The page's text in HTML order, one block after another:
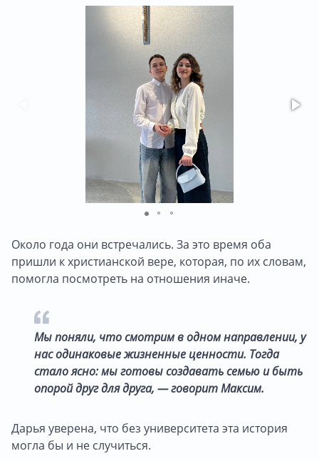
Около года они встречались. За это время оба
пришли к христианской вере, которая, по их словам,
помогла посмотреть на отношения иначе.
Мы поняли, что смотрим в одном направлении, у
нас одинаковые жизненные ценности. Тогда
стало ясно: мы готовы создавать семью и быть
опорой друг для друга, — говорит Максим.
Дарья уверена, что без университета эта история
могла бы и не случиться.